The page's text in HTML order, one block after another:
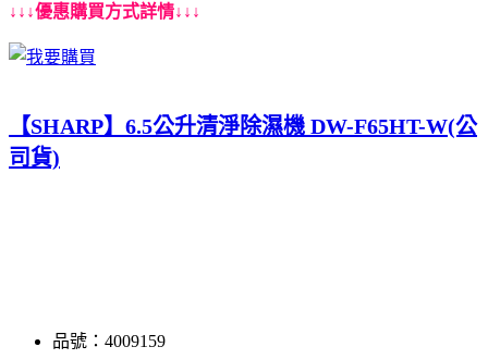
↓↓↓優惠購買方式詳情↓↓↓
【SHARP】6.5公升清淨除濕機 DW-F65HT-W(公
司貨)
品號：4009159